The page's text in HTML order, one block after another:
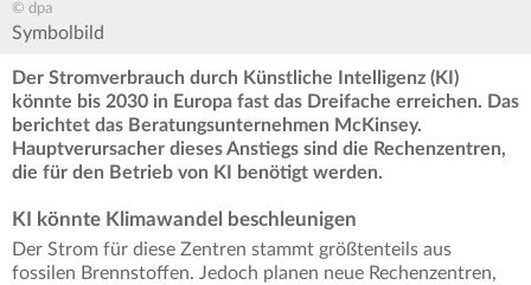
© dpa
Symbolbild
Der Stromverbrauch durch Künstliche Intelligenz (KI)
könnte bis 2030 in Europa fast das Dreifache erreichen. Das
berichtet das Beratungsunternehmen McKinsey.
Hauptverursacher dieses Anstiegs sind die Rechenzentren,
die für den Betrieb von KI benötigt werden.
KI könnte Klimawandel beschleunigen
Der Strom für diese Zentren stammt größtenteils aus
fossilen Brennstoffen. Jedoch planen neue Rechenzentren,